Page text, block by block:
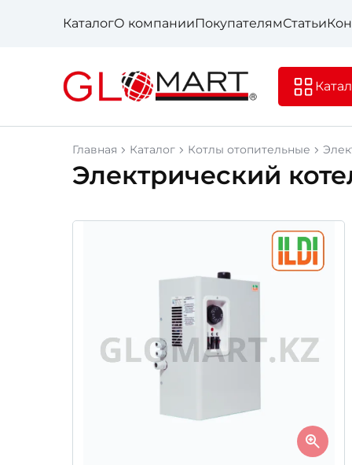
КаталогО компанииПокупателямСтатьи
Главная Каталог Котлы отопительные
Электрический